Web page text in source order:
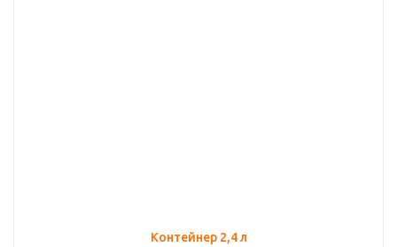
Контейнер 2,4 л